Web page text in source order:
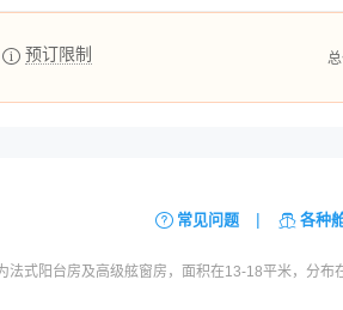
预订限制
常见问题 | 各种
式阳台房及高级舷窗房，面积在13-18平米，分布